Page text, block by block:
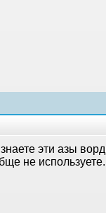
эти азы
не используете.